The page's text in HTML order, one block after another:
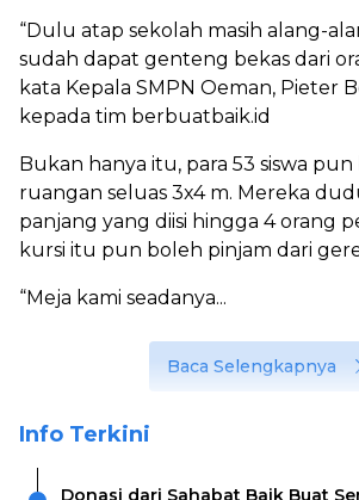
“Dulu atap sekolah masih alang-
sudah dapat genteng bekas dari
kata Kepala SMPN Oeman, Pieter
kepada tim berbuatbaik.id
Bukan hanya itu, para 53 siswa
ruangan seluas 3x4 m. Mereka
panjang yang diisi hingga 4 orang
kursi itu pun boleh pinjam dari
“Meja kami seadanya...
Baca Selengkapnya
Info Terkini
Donasi dari Sahabat Baik Buat